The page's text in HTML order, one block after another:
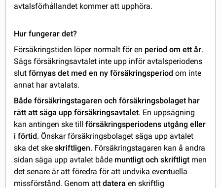
avtalsförhållandet kommer att upphöra.
Hur fungerar det?
Försäkringstiden löper normalt för en period om ett år.
Sägs försäkringsavtalet inte upp inför avtalsperiodens
slut förnyas det med en ny försäkringsperiodom inte
annat har avtalats.
Både försäkringstagaren och försäkringsbolaget har
rätt att säga upp försäkringsavtalet. En uppsägning
kan antingen ske tillförsäkringsperiodens utgång eller
i förtid. Önskar försäkringsbolaget säga upp avtalet
ska det skeskriftligen. Försäkringstagaren kan å andra
sidan säga upp avtalet både muntligt och skriftligt men
det senare är att föredra för att undvika eventuella
missförstånd. Genom attdateraen skriftlig